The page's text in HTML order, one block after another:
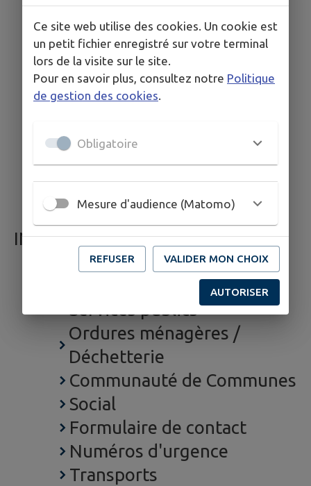
Commerces
Associations
Établissements culturels
Médiathèque
Établissements scolaires
Entreprises
Découvrir
Newsletter
INFOS PRATIQUES
Eau et assainissement
Plans de la commune
Services publics
Ordures ménagères /
Déchetterie
Communauté de Communes
Social
Formulaire de contact
Numéros d'urgence
Transports
Ce site web utilise des cookies. Un cookie est
un petit fichier enregistré sur votre terminal
lors de la visite sur le site.
Pour en savoir plus, consultez notre Politique
de gestion des cookies.
Obligatoire
Mesure d'audience (Matomo)
REFUSER VALIDER MON CHOIX
AUTORISER